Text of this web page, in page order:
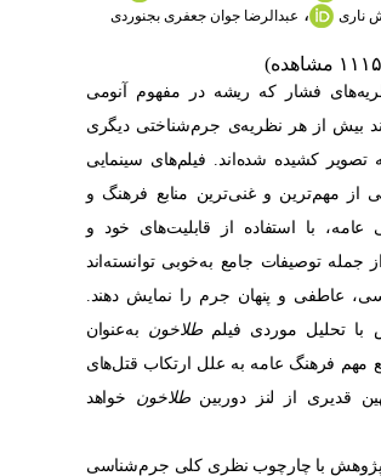
ناری ، عبدالرضا جوان جعفری بجنوردی
فشار که ریشه در مفهوم آنومی
بیش از هر نظریه‌‌ی جرم‌‌شناختی دیگری
تصویر کشیده شده‌‌اند. فیلم‌‌های سینمایی
از مهم‌‌ترین و غنی‌‌ترین منابع فرهنگ و
با استفاده از قابلیت‌‌های خود و
جمله توصیفات جامع به‌‌خوبی توانسته‌‌اند
عاطفی و پنهان جرم را نمایش دهند.
با تحلیل موردی فیلمطلاخون به‌‌عنوان
مهم فرهنگ عامه به علل ارتکاب قتل‌‌های
قدیری از لنز دوربینطلاخون خواهد
پژوهش با چارچوب نظری کلی جرم‌‌شناسی